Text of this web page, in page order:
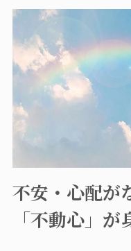
不安・心配が
「不動心」が